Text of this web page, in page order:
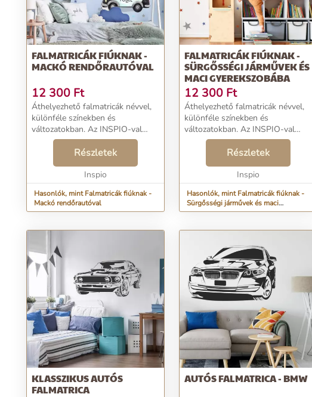
FALMATRICÁK FIÚKNAK -
MACKÓ RENDŐRAUTÓVAL
12 300 Ft
Áthelyezhető falmatricák névvel,
különféle színekben és
változatokban. Az INSPIO-val
teljesítjük gyermekeid vágyait....
Részletek
Inspio
Hasonlók, mint Falmatricák fiúknak -
Mackó rendőrautóval
FALMATRICÁK FIÚKNAK -
SÜRGŐSSÉGI JÁRMŰVEK ÉS
MACI GYEREKSZOBÁBA
12 300 Ft
Áthelyezhető falmatricák névvel,
különféle színekben és
változatokban. Az INSPIO-val
teljesítjük gyermekeid vágyait....
Részletek
Inspio
Hasonlók, mint Falmatricák fiúknak -
Sürgősségi járművek és maci
gyerekszobába
KLASSZIKUS AUTÓS
FALMATRICA
AUTÓS FALMATRICA - BMW